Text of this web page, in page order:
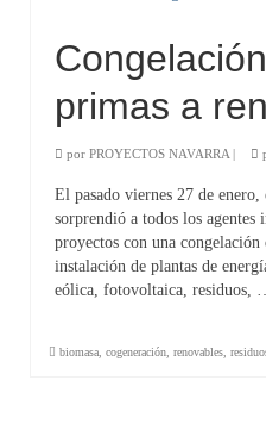
Medio Ambiente
I+D+i
Clientes
primas a
por PROYECTOS NAVARRA|
El pasado viernes 27 de
sorprendió a todos los agentes
proyectos con una
instalación de plantas de
eólica, fotovoltaica, residuos,
biomasa, cogeneración, renovables,